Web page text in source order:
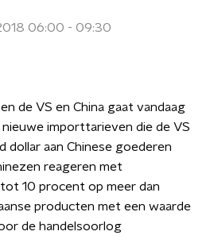
06:00 - 09:30
de VS en China gaat vandaag
importtarieven die de VS
dollar aan Chinese goederen
reageren met
10 procent op meer dan
producten met een waarde
de handelsoorlog